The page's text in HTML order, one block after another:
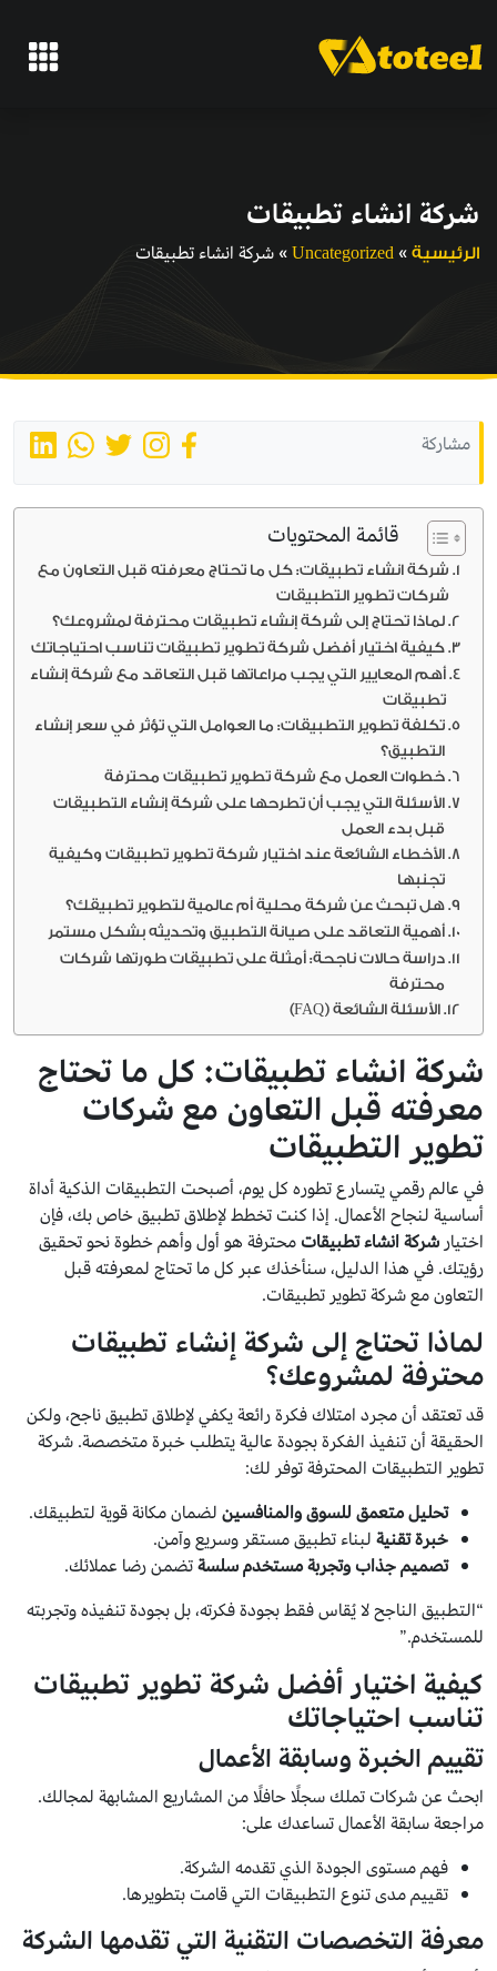
شركة انشاء تطبيقات
الرئيسية »
Uncategorized
» شركة انشاء تطبيقات
مشاركة
قائمة المحتويات
شركة انشاء تطبيقات: كل ما تحتاج معرفته قبل التعاون مع
شركات تطوير التطبيقات
لماذا تحتاج إلى شركة إنشاء تطبيقات محترفة لمشروعك؟
كيفية اختيار أفضل شركة تطوير تطبيقات تناسب احتياجاتك
أهم المعايير التي يجب مراعاتها قبل التعاقد مع شركة إنشاء
تطبيقات
تكلفة تطوير التطبيقات: ما العوامل التي تؤثر في سعر إنشاء
التطبيق؟
خطوات العمل مع شركة تطوير تطبيقات محترفة
الأسئلة التي يجب أن تطرحها على شركة إنشاء التطبيقات
قبل بدء العمل
الأخطاء الشائعة عند اختيار شركة تطوير تطبيقات وكيفية
تجنبها
هل تبحث عن شركة محلية أم عالمية لتطوير تطبيقك؟
أهمية التعاقد على صيانة التطبيق وتحديثه بشكل مستمر
دراسة حالات ناجحة: أمثلة على تطبيقات طورتها شركات
محترفة
الأسئلة الشائعة (FAQ)
شركة انشاء تطبيقات: كل ما تحتاج
معرفته قبل التعاون مع شركات
تطوير التطبيقات
في عالم رقمي يتسارع تطوره كل يوم، أصبحت التطبيقات الذكية أداة
أساسية لنجاح الأعمال. إذا كنت تخطط لإطلاق تطبيق خاص بك، فإن
اختيارشركة انشاء تطبيقات محترفة هو أول وأهم خطوة نحو تحقيق
رؤيتك. في هذا الدليل، سنأخذك عبر كل ما تحتاج لمعرفته قبل
التعاون مع شركة تطوير تطبيقات.
لماذا تحتاج إلى شركة إنشاء تطبيقات
محترفة لمشروعك؟
قد تعتقد أن مجرد امتلاك فكرة رائعة يكفي لإطلاق تطبيق ناجح، ولكن
الحقيقة أن تنفيذ الفكرة بجودة عالية يتطلب خبرة متخصصة. شركة
تطوير التطبيقات المحترفة توفر لك:
تحليل متعمق للسوق والمنافسين لضمان مكانة قوية لتطبيقك.
خبرة تقنية لبناء تطبيق مستقر وسريع وآمن.
تصميم جذاب وتجربة مستخدم سلسةتضمن رضا عملائك.
“التطبيق الناجح لا يُقاس فقط بجودة فكرته، بل بجودة تنفيذه وتجربته
للمستخدم.”
كيفية اختيار أفضل شركة تطوير تطبيقات
تناسب احتياجاتك
تقييم الخبرة وسابقة الأعمال
ابحث عن شركات تملك سجلًا حافلًا من المشاريع المشابهة لمجالك.
مراجعة سابقة الأعمال تساعدك على:
فهم مستوى الجودة الذي تقدمه الشركة.
تقييم مدى تنوع التطبيقات التي قامت بتطويرها.
معرفة التخصصات التقنية التي تقدمها الشركة